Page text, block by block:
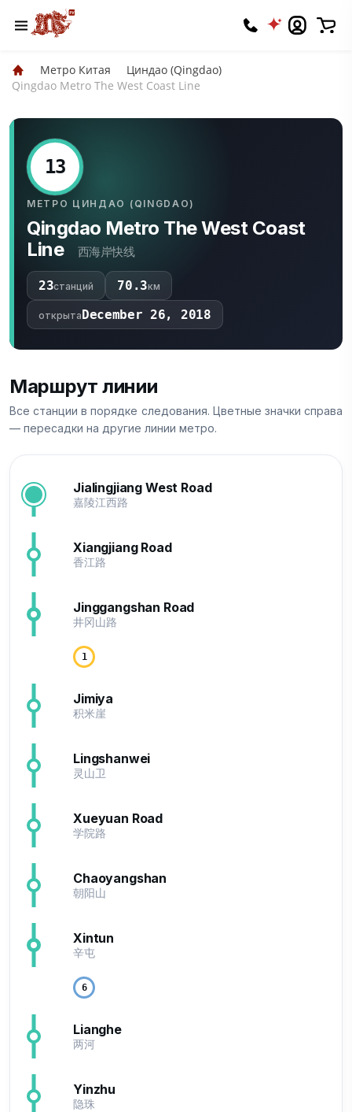
Метро Китая
Циндао (Qingdao)
Qingdao Metro The West Coast Line
13
МЕТРО ЦИНДАО (QINGDAO)
Qingdao Metro The West Coast
Line
西海岸快线
23станций 70.3км
открытаDecember 26, 2018
Маршрут линии
Все станции в порядке следования. Цветные значки справа
— пересадки на другие линии метро.
Jialingjiang West Road
嘉陵江西路
Xiangjiang Road
香江路
Jinggangshan Road
井冈山路
1
Jimiya
积米崖
Lingshanwei
灵山卫
Xueyuan Road
学院路
Chaoyangshan
朝阳山
Xintun
辛屯
6
Lianghe
两河
Yinzhu
隐珠